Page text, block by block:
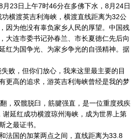
23日上午7时46分在多佛下水，8月24日
横渡英吉利海峡，横渡直线距离为32公
因为他没有辜负家乡人民的厚望。中国残
大连市委书记孙春兰、市长夏德仁先后向
红为国争光、为家乡争光的自强精神。据
，但你们放心，我来这里最主要的目
更高的追求，游英吉利海峡曾经是我的梦
双髋脱臼，筋腱强直，是一位重度残疾
延红成功横渡琼州海峡，成为世界上第
之最证书。
国的加莱两点之间，直线距离为33.8